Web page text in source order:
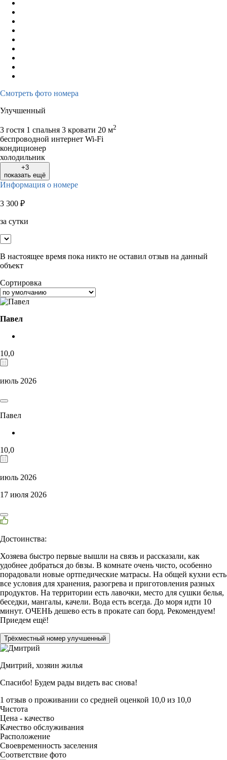
Смотреть фото номера
Улучшенный
3 гостя 1 спальня 3 кровати 20 м2
беспроводной интернет Wi-Fi
кондиционер
холодильник
+3
показать ещё
Информация о номере
3 300 ₽
за сутки
В настоящее время пока никто не оставил отзыв на данный
объект
Сортировка
Павел
10,0
июль 2026
Павел
10,0
июль 2026
17 июля 2026
Достоинства:
Хозяева быстро первые вышли на связь и рассказали, как
удобнее добраться до бвзы. В комнате очень чисто, особенно
порадовали новые ортпедические матрасы. На общей кухни есть
все условия для хранения, разогрева и приготовления разных
продуктов. На территории есть лавочки, место для сушки белья,
беседки, мангалы, качели. Вода есть всегда. До моря идти 10
минут. ОЧЕНЬ дешево есть в прокате сап борд. Рекомендуем!
Приедем ещё!
Трёхместный номер улучшенный
Дмитрий, хозяин жилья
Спасибо! Будем рады видеть вас снова!
1 отзыв о проживании со средней оценкой 10,0 из 10,0
Чистота
Цена - качество
Качество обслуживания
Расположение
Своевременность заселения
Соответствие фото